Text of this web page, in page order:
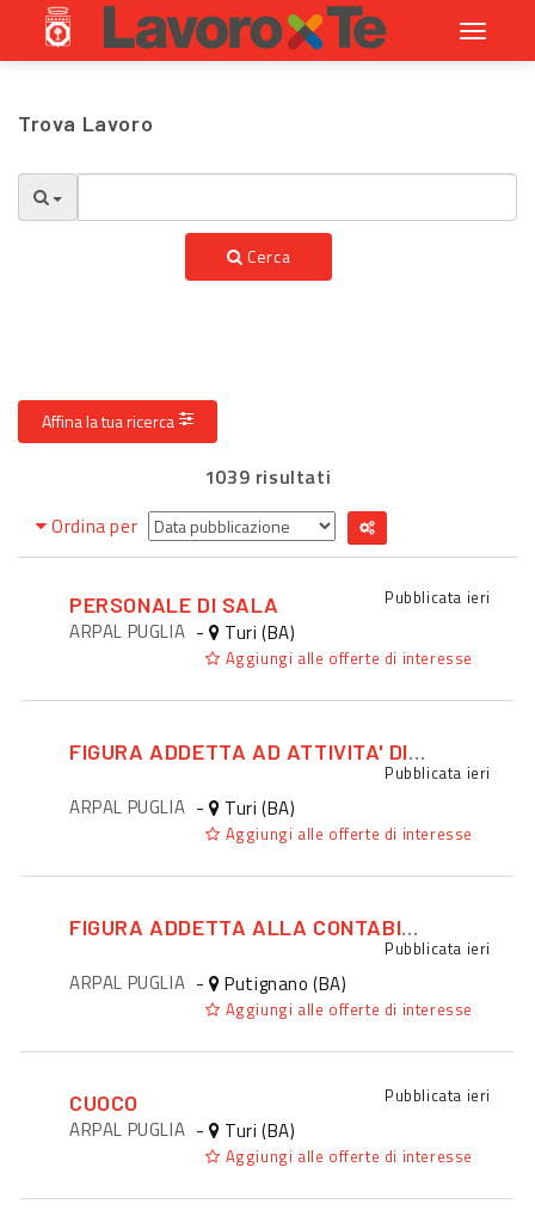
Toggle
Trova Lavoro
Cerca
Affina la tua ricerca
1039 risultati
Ordina per
PERSONALE DI SALA Pubblicata ieri
ARPAL PUGLIA - Turi (BA)
Aggiungi alle offerte di interesse
FIGURA ADDETTA AD ATTIVITA' DI PROMOZIONE ED EVENTI
Pubblicata ieri
ARPAL PUGLIA - Turi (BA)
Aggiungi alle offerte di interesse
FIGURA ADDETTA ALLA CONTABILITA'
Pubblicata ieri
ARPAL PUGLIA - Putignano (BA)
Aggiungi alle offerte di interesse
CUOCO Pubblicata ieri
ARPAL PUGLIA - Turi (BA)
Aggiungi alle offerte di interesse